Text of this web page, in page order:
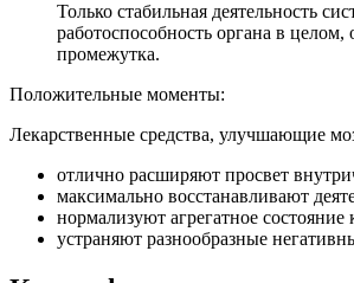
Только стабильная деятельность
работоспособность органа в
промежутка.
Положительные моменты:
Лекарственные средства, улучшающие
отлично расширяют просвет
максимально восстанавливают
нормализуют агрегатное
устраняют разнообразные